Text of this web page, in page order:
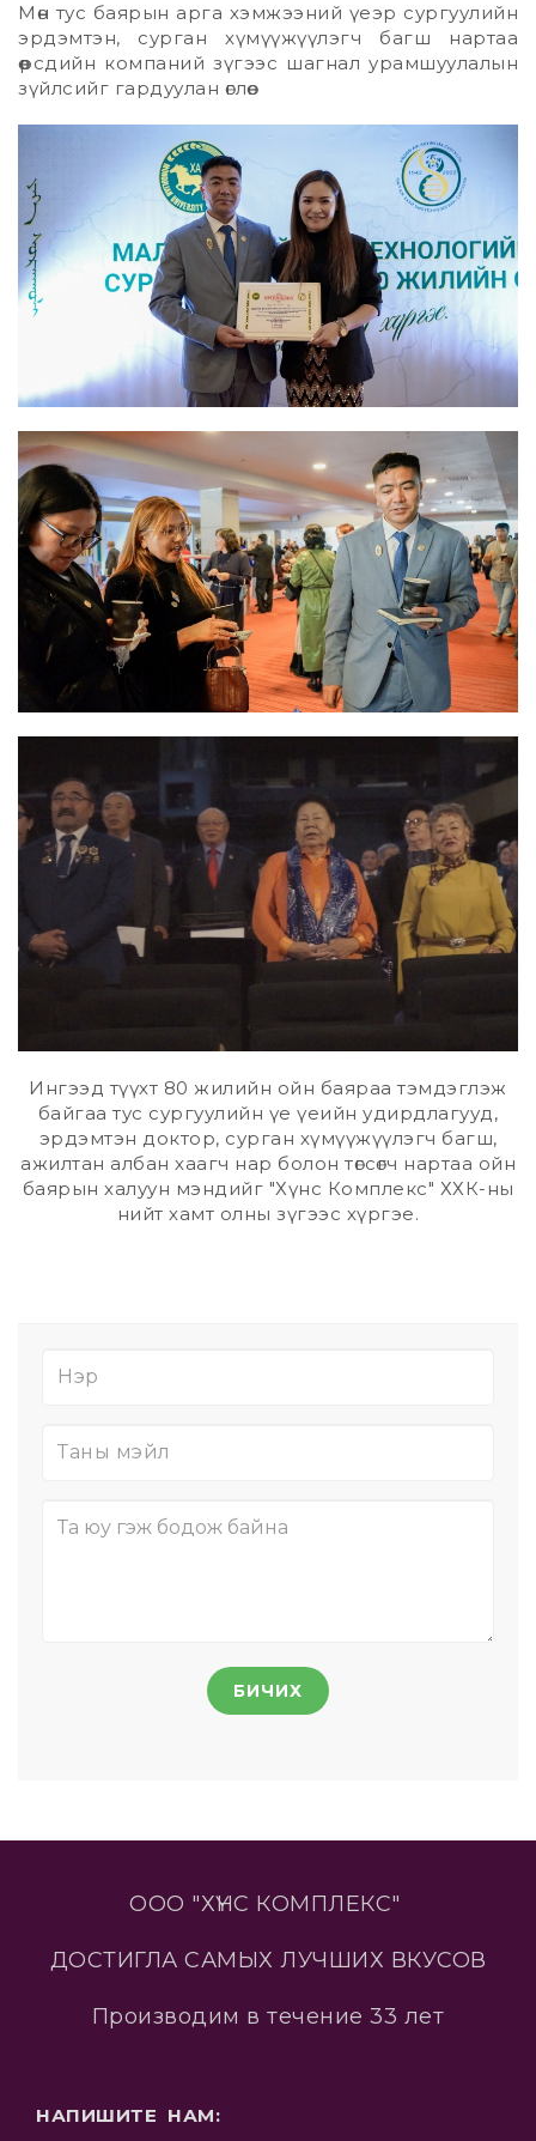
Мөн тус баярын арга хэмжээний үeэр сургуулийн
эрдэмтэн, сурган хүмүүжүүлэгч багш нартаа
өөрсдийн компаний зүгээс шагнал урамшуулалын
зүйлсийг гардуулан өглөө.
Ингээд түүхт 80 жилийн ойн баяраа тэмдэглэж
байгаа тус сургуулийн үe үeийн удирдлагууд,
эрдэмтэн доктор, сурган хүмүүжүүлэгч багш,
ажилтан албан хаагч нар болон төгсөгч нартаа ойн
баярын халуун мэндийг "Хүнс Комплeкс" ХХК-ны
нийт хамт олны зүгээс хүргэe.
БИЧИХ
ООО "ХҮНС КОМПЛЕКС"
ДОСТИГЛА САМЫХ ЛУЧШИХ ВКУСОВ
Производим в течение 33 лет
НАПИШИТЕ НАМ: